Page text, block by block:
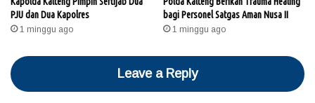
PJU dan Dua Kapolres
1 minggu ago
bagi Personel Satgas Aman Nusa II
1 minggu ago
Leave a Reply